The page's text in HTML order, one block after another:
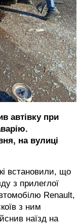
автівку при
на вулиці
встановили, що
з прилеглої
Renault,
з ним
наїзд на